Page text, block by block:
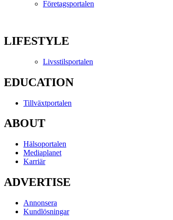
Företagsportalen
LIFESTYLE
Livsstilsportalen
EDUCATION
Tillväxtportalen
ABOUT
Hälsoportalen
Mediaplanet
Karriär
ADVERTISE
Annonsera
Kundlösningar